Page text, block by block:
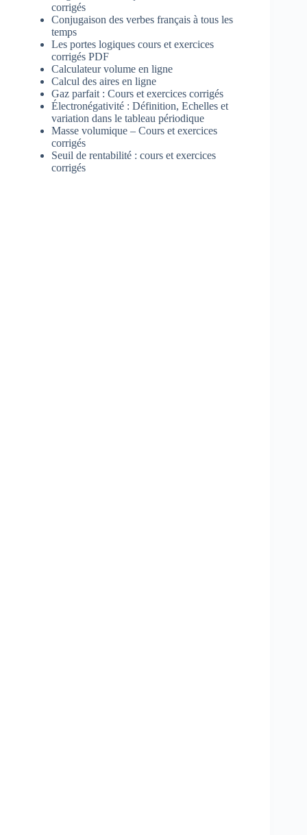
corrigés
Conjugaison des verbes français à tous les
temps
Les portes logiques cours et exercices
corrigés PDF
Calculateur volume en ligne
Calcul des aires en ligne
Gaz parfait : Cours et exercices corrigés
Électronégativité : Définition, Echelles et
variation dans le tableau périodique
Masse volumique – Cours et exercices
corrigés
Seuil de rentabilité : cours et exercices
corrigés